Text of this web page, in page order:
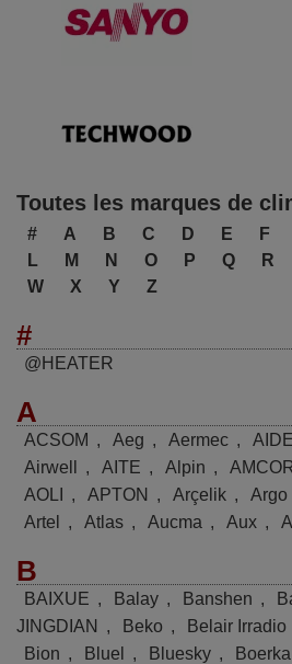
Toutes les marques de
# A B C D E F
L
M N O P Q R
W
X Y Z
#
@HEATER
A
ACSOM , Aeg , Aermec ,
Airwell
, AITE , Alpin ,
AOLI
, APTON , Arçelik , Argo
Artel
, Atlas , Aucma , Aux ,
B
BAIXUE , Balay , Banshen ,
JINGDIAN
, Beko , Belair Irradio
Bion , Bluel , Bluesky , Boerka